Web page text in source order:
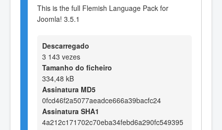
This is the full Flemish Language Pack for
Joomla! 3.5.1
Descarregado
3 143 vezes
Tamanho do ficheiro
334,48 kB
Assinatura MD5
0fcd46f2a5077aeadce666a39bacfc24
Assinatura SHA1
4a212c171702c70eba34febd6a290fc549395